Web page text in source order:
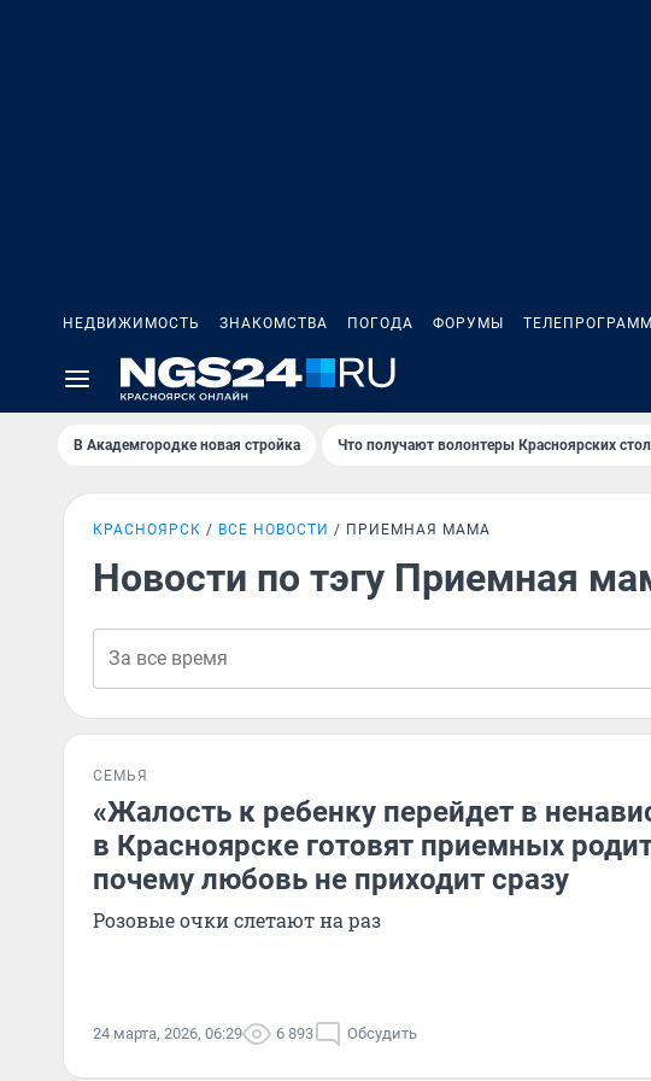
НЕДВИЖИМОСТЬ ЗНАКОМСТВА ПОГОДА ФОРУМЫ
В Академгородке новая стройка Что получают волонтеры Красноярских
КРАСНОЯРСК ВСЕ НОВОСТИ ПРИЕМНАЯ МАМА
Новости по тэгу Приемная
СЕМЬЯ
«Жалость к ребенку перейдет в
в Красноярске готовят приемных
почему любовь не приходит сразу
Розовые очки слетают на раз
24 марта, 2026, 06:29 6 893 Обсудить